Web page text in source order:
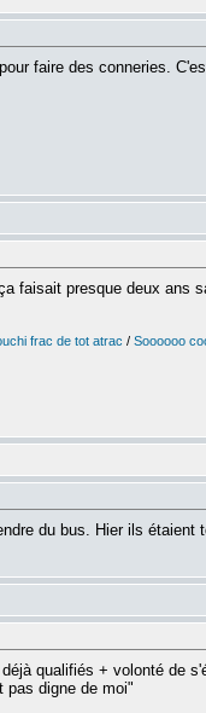
faire des conneries.
faisait presque deux ans
frac de tot atrac / Soooooo
du bus. Hier ils étaient
qualifiés + volonté de
pas digne de moi"